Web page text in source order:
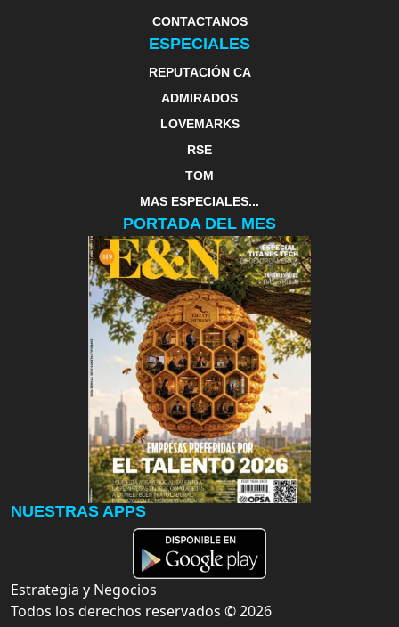
CONTACTANOS
ESPECIALES
REPUTACIÓN CA
ADMIRADOS
LOVEMARKS
RSE
TOM
MAS ESPECIALES...
PORTADA DEL MES
NUESTRAS APPS
Estrategia y Negocios
Todos los derechos reservados ©2026